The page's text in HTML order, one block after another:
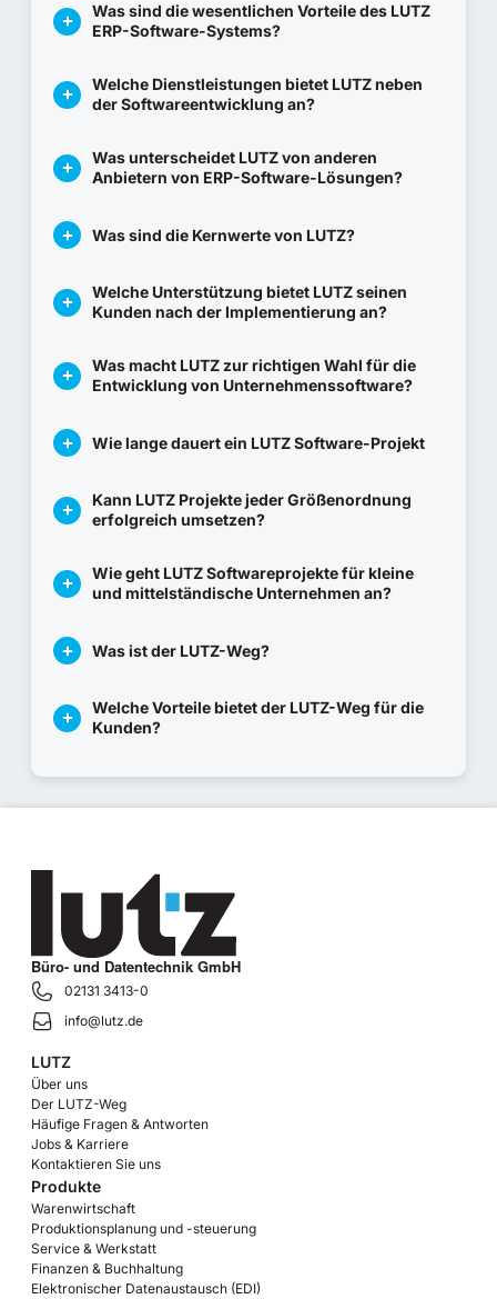
Was sind die wesentlichen Vorteile des LUTZ
ERP-Software-Systems?
Welche Dienstleistungen bietet LUTZ neben
der Softwareentwicklung an?
Was unterscheidet LUTZ von anderen
Anbietern von ERP-Software-Lösungen?
Was sind die Kernwerte von LUTZ?
Welche Unterstützung bietet LUTZ seinen
Kunden nach der Implementierung an?
Was macht LUTZ zur richtigen Wahl für die
Entwicklung von Unternehmenssoftware?
Wie lange dauert ein LUTZ Software-Projekt
Kann LUTZ Projekte jeder Größenordnung
erfolgreich umsetzen?
Wie geht LUTZ Softwareprojekte für kleine
und mittelständische Unternehmen an?
Was ist der LUTZ-Weg?
Welche Vorteile bietet der LUTZ-Weg für die
Kunden?
Büro- und Datentechnik GmbH
02131 3413-0
info@lutz.de
LUTZ
Über uns
Der LUTZ-Weg
Häufige Fragen & Antworten
Jobs & Karriere
Kontaktieren Sie uns
Produkte
Warenwirtschaft
Produktionsplanung und -steuerung
Service & Werkstatt
Finanzen & Buchhaltung
Elektronischer Datenaustausch (EDI)